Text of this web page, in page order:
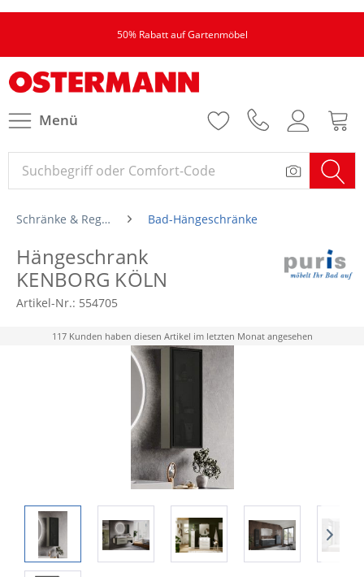
50% Rabatt auf Gartenmöbel
Menü
Schränke & Regale Bad-Hängeschränke
Hängeschrank
KENBORG KÖLN
Artikel-Nr.: 554705
117 Kunden haben diesen Artikel im letzten Monat angesehen